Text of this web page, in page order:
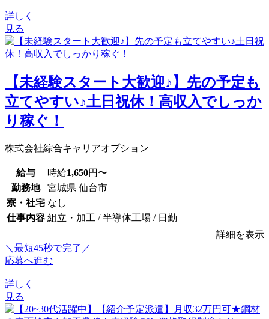
詳しく
見る
【未経験スタート大歓迎♪】先の予定も
立てやすい♪土日祝休！高収入でしっか
り稼ぐ！
株式会社綜合キャリアオプション
給与 時給1,650円〜
勤務地
宮城県 仙台市
寮・社宅 なし
仕事内容 組立・加工 / 半導体工場 / 日勤
詳細を表示
＼最短45秒で完了／
応募へ進む
詳しく
見る